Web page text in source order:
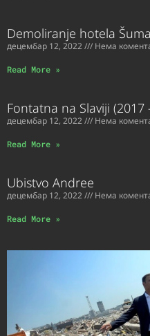
Demoliranje hotela
децембар 12, 2022 Нема
Read More »
Fontatna na Slaviji (2017
децембар 12, 2022 Нема
Read More »
Ubistvo Andree
децембар 12, 2022 Нема
Read More »